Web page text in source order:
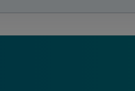
des